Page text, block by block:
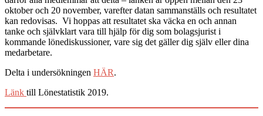
oktober och 20 november, varefter datan sammanställs och resultatet
kan redovisas. Vi hoppas att resultatet ska väcka en och annan
tanke och självklart vara till hjälp för dig som bolagsjurist i
kommande lönediskussioner, vare sig det gäller dig själv eller dina
medarbetare.
Delta i undersökningen HÄR.
Länk till Lönestatistik 2019.